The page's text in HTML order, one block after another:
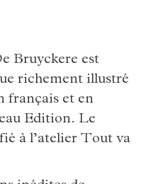
Bruyckere est
richement illustré
français et en
Edition. Le
à l’atelier Tout va